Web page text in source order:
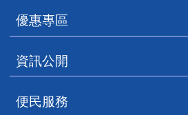
優惠專區
資訊公開
便民服務